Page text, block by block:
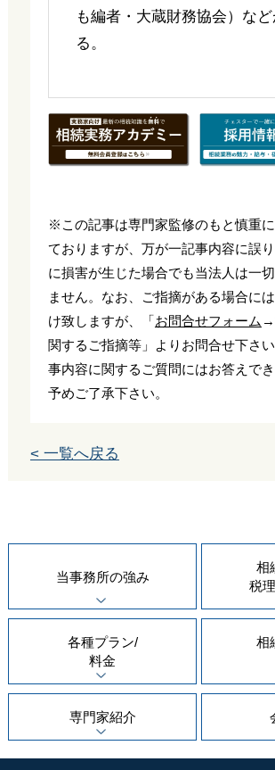
も編者・大蔵財務協会）な
る。
※この記事は専門家監修のもと慎重
ておりますが、万が一記事内容に誤
に損害が生じた場合でも当法人は一
ません。なお、ご指摘がある場合に
け致しますが、「 お問合せフォーム →
関するご指摘等」よりお問合せ下さ
事内容に関するご質問にはお答えで
予めご了承下さい。
< 一覧へ戻る
当事務所の強み
相
税
各種プラン/
料金
相
専門家紹介